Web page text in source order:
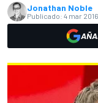
Jonathan Noble
Publicado: 4 mar